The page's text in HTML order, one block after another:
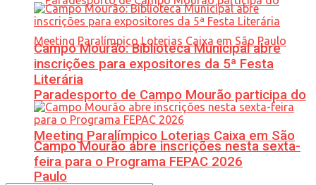
Paradesporto de Campo Mourão participa do
Meeting Paralímpico Loterias Caixa em São
Paulo
Campo Mourão: Biblioteca Municipal abre
inscrições para expositores da 5ª Festa
Literária
Campo Mourão abre inscrições nesta sexta-
feira para o Programa FEPAC 2026